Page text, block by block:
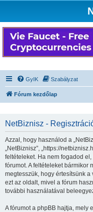
GyIK Szabályzat
Fórum kezdőlap
NetBiznisz -
Azzal, hogy használod a
„NetBiznisz”, „https://
feltételeket. Ha nem fogadod
fórumot. A feltételeket bármikor
megtesszük, hogy értesítsünk
ezt az oldalt, mivel a fórum
további használatával
A fórumot a phpBB hajtja, mely